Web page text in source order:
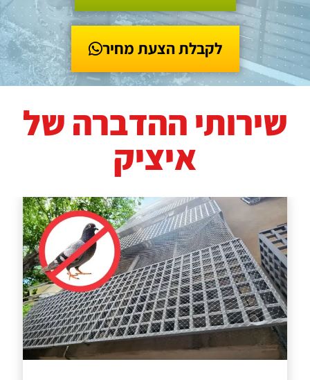
לקבלת הצעת מחיר
שירותי ההדברה של
איציק